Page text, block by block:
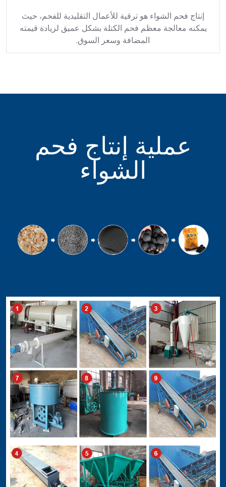
إنتاج فحم الشواء هو ترقية للأعمال التقليدية للفحم، حيث
يمكنه معالجة معظم فحم الكتلة بشكل عميق لزيادة قيمته
المضافة وسعر السوق.
عملية إنتاج فحم
الشواء